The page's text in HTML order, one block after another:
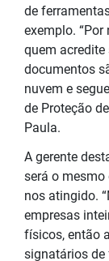
de
exemplo.
quem acredite
documentos
nuvem e
de Proteção
Paula.
A gerente
será o
nos atingido.
empresas
físicos, então
signatários de